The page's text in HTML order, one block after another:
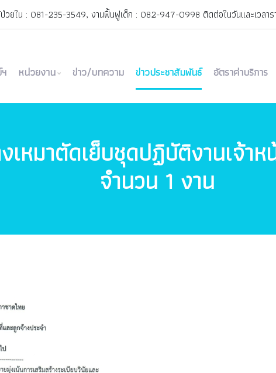
วยใน : 081-235-3549, งานฟื้นฟูเด็ก : 082-947-0998 ติดต่อในวันและเวล
หน่วยงาน ข่าว/บทความ ข่าวประชาสัมพันธ์ อัตราค่าบริการ
เหมาตัดเย็บชุดปฏิบัติงานเจ้า
จำนวน 1 งาน